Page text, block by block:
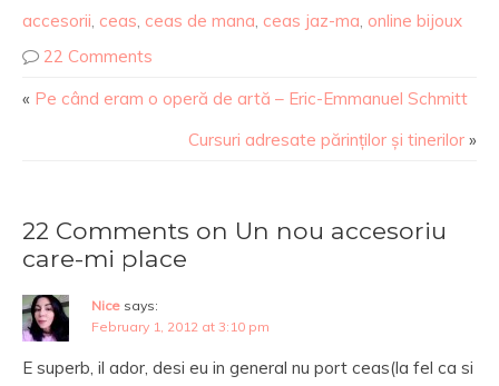
accesorii, ceas, ceas de mana, ceas jaz-ma, online bijoux
22 Comments
« Pe când eram o operă de artă – Eric-Emmanuel Schmitt
Cursuri adresate părinților și tinerilor »
22 Comments on Un nou accesoriu
care-mi place
Nice says:
February 1, 2012 at 3:10 pm
E superb, il ador, desi eu in general nu port ceas(la fel ca si